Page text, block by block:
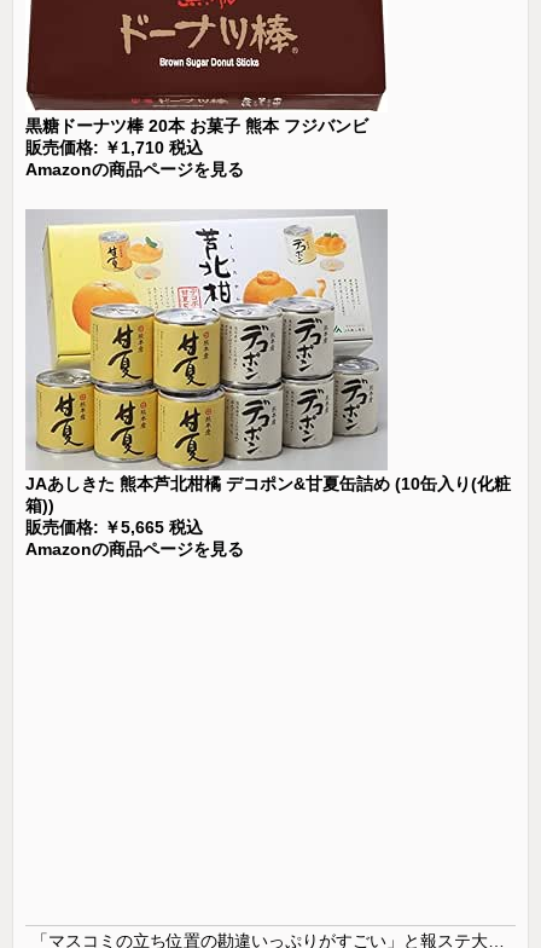
黒糖ドーナツ棒 20本 お菓子 熊本 フジバンビ
販売価格: ￥1,710 税込
Amazonの商品ページを見る
JAあしきた 熊本芦北柑橘 デコポン&甘夏缶詰め (10缶入り(化粧
箱))
販売価格: ￥5,665 税込
Amazonの商品ページを見る